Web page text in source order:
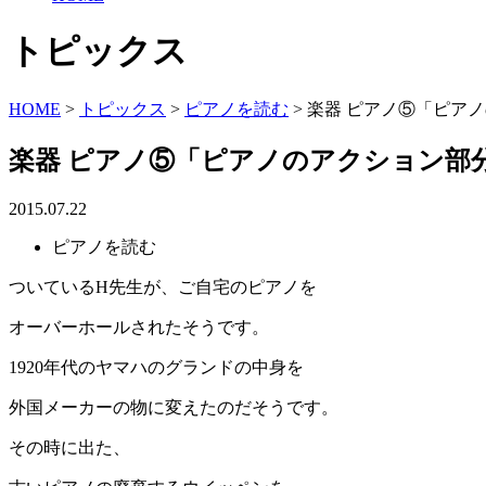
トピックス
HOME > トピックス > ピアノを読む > 楽器 ピアノ⑤「ピアノ
楽器 ピアノ⑤「ピアノのアクション部
2015.07.22
ピアノを読む
ついているH先生が、ご自宅のピアノを
オーバーホールされたそうです。
1920年代のヤマハのグランドの中身を
外国メーカーの物に変えたのだそうです。
その時に出た、